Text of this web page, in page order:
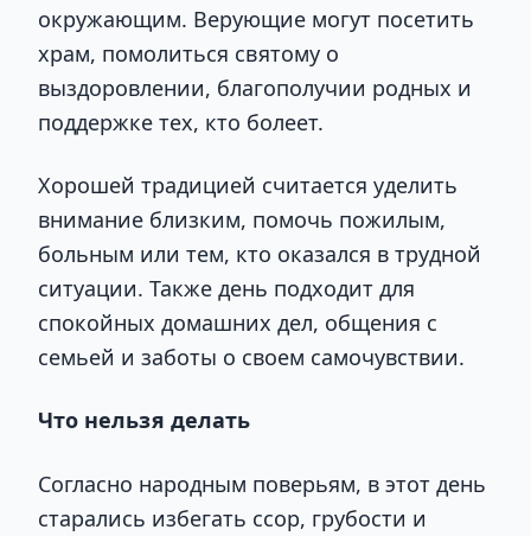
окружающим. Верующие могут посетить
храм, помолиться святому о
выздоровлении, благополучии родных и
поддержке тех, кто болеет.
Хорошей традицией считается уделить
внимание близким, помочь пожилым,
больным или тем, кто оказался в трудной
ситуации. Также день подходит для
спокойных домашних дел, общения с
семьей и заботы о своем самочувствии.
Что нельзя делать
Согласно народным поверьям, в этот день
старались избегать ссор, грубости и